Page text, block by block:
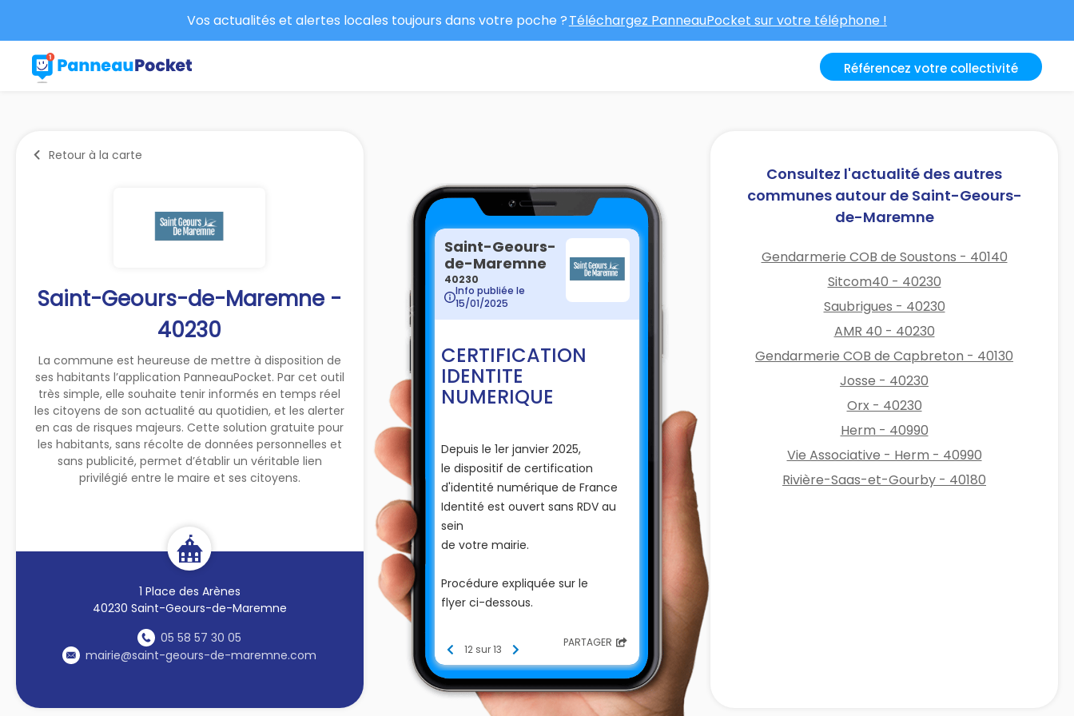
Vos actualités et alertes locales toujours dans votre poche ?Téléchargez PanneauPocket sur votre téléphone !
Référencez votre collectivité
Retour à la carte
Saint-Geours-de-Maremne -
40230
La commune est heureuse de mettre à disposition de
ses habitants l’application PanneauPocket. Par cet outil
très simple, elle souhaite tenir informés en temps réel
les citoyens de son actualité au quotidien, et les alerter
en cas de risques majeurs. Cette solution gratuite pour
les habitants, sans récolte de données personnelles et
sans publicité, permet d’établir un véritable lien
privilégié entre le maire et ses citoyens.
1 Place des Arènes
40230 Saint-Geours-de-Maremne
05 58 57 30 05
mairie@saint-geours-de-maremne.com
Saint-Geours-
de-Maremne
40230
Info publiée le
15/01/2025
CERTIFICATION
IDENTITE
NUMERIQUE
Depuis le 1er janvier 2025,
le dispositif de certification
d'identité numérique de France
Identité est ouvert sans RDV au
sein
de votre mairie.
Procédure expliquée sur le
flyer ci-dessous.
12 sur 13 PARTAGER
Consultez l'actualité des autres
communes autour de Saint-Geours-
de-Maremne
Gendarmerie COB de Soustons - 40140
Sitcom40 - 40230
Saubrigues - 40230
AMR 40 - 40230
Gendarmerie COB de Capbreton - 40130
Josse - 40230
Orx - 40230
Herm - 40990
Vie Associative - Herm - 40990
Rivière-Saas-et-Gourby - 40180